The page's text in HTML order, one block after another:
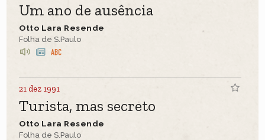
Um ano de ausência
Otto Lara Resende
Folha de S.Paulo
21 dez 1991
Turista, mas secreto
Otto Lara Resende
Folha de S.Paulo